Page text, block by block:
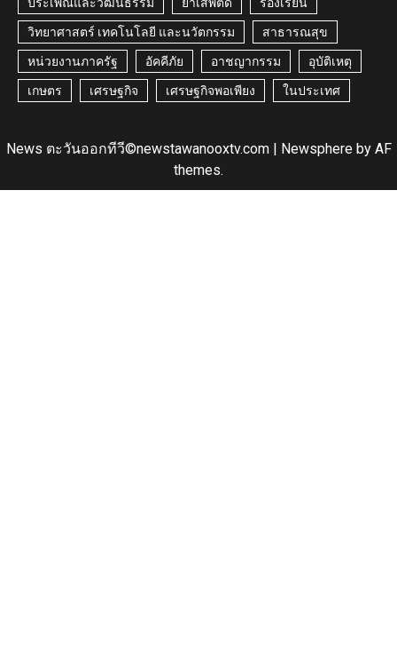
วิทยาศาสตร์ เทคโนโลยี และนวัตกรรม สาธารณสุข
หน่วยงานภาครัฐ อัคคีภัย อาชญากรรม อุบัติเหตุ
เกษตร เศรษฐกิจ เศรษฐกิจพอเพียง ในประเทศ
News ตะวันออกทีวี©newstawanooxtv.com | Newsphereby AF
themes.